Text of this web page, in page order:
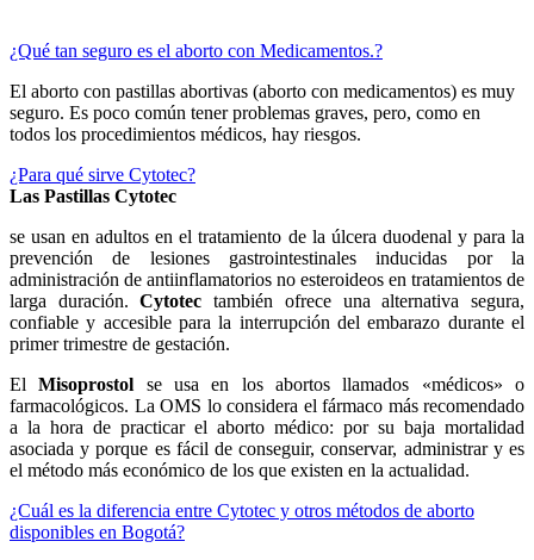
¿Qué tan seguro es el aborto con Medicamentos.?
El aborto con pastillas abortivas (aborto con medicamentos) es muy
seguro. Es poco común tener problemas graves, pero, como en
todos los procedimientos médicos, hay riesgos.
¿Para qué sirve Cytotec?
Las Pastillas Cytotec
se usan en adultos en el tratamiento de la úlcera duodenal y para la
prevención de lesiones gastrointestinales inducidas por la
administración de antiinflamatorios no esteroideos en tratamientos de
larga duración. Cytotec también ofrece una alternativa segura,
confiable y accesible para la interrupción del embarazo durante el
primer trimestre de gestación.
ElMisoprostol se usa en los abortos llamados «médicos» o
farmacológicos. La OMS lo considera el fármaco más recomendado
a la hora de practicar el aborto médico: por su baja mortalidad
asociada y porque es fácil de conseguir, conservar, administrar y es
el método más económico de los que existen en la actualidad.
¿Cuál es la diferencia entre Cytotec y otros métodos de aborto
disponibles en Bogotá?